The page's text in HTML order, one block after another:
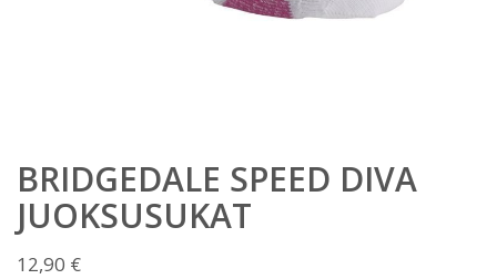
BRIDGEDALE SPEED DIVA
JUOKSUSUKAT
12,90 €